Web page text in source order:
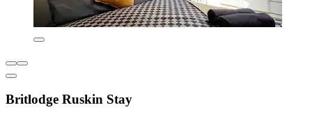
Britlodge Ruskin Stay